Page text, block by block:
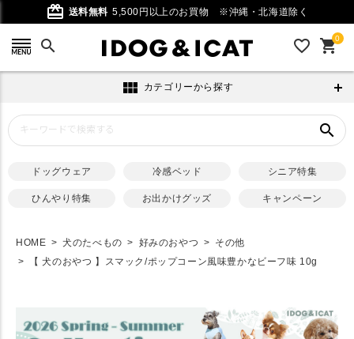
card_giftcard 送料無料 5,500円以上のお買物 ※沖縄・北海道除く
search favorite_outline 0
shopping_cart
view_module カテゴリーから探す
search
ドッグウェア 冷感ベッド シニア特集
ひんやり特集 お出かけグッズ キャンペーン
HOME 犬のたべもの 好みのおやつ
その他
【 犬のおやつ 】スマック/ポップコーン風味豊かなビーフ味 10g